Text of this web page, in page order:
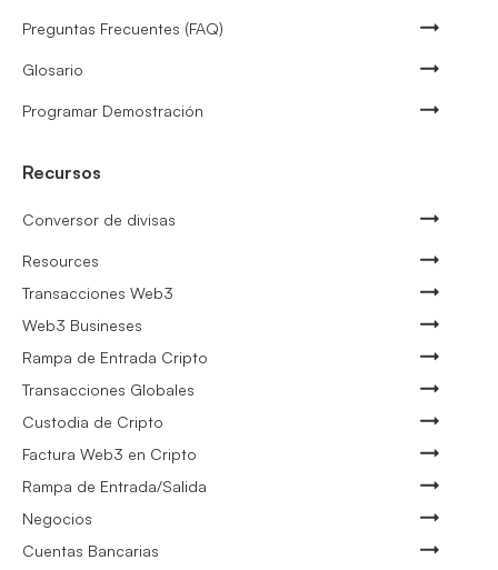
Preguntas Frecuentes (FAQ)
Glosario
Programar Demostración
Recursos
Conversor de divisas
Resources
Transacciones Web3
Web3 Busineses
Rampa de Entrada Cripto
Transacciones Globales
Custodia de Cripto
Factura Web3 en Cripto
Rampa de Entrada/Salida
Negocios
Cuentas Bancarias